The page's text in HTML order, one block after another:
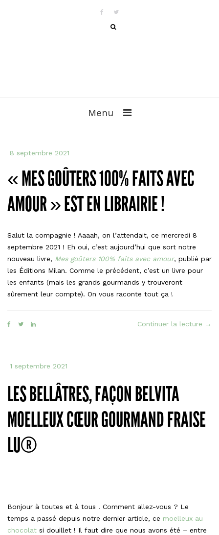
Menu
8 septembre 2021
« MES GOÛTERS 100% FAITS AVEC
AMOUR » EST EN LIBRAIRIE !
Salut la compagnie ! Aaaah, on l’attendait, ce mercredi 8
septembre 2021 ! Eh oui, c’est aujourd’hui que sort notre
nouveau livre, Mes goûters 100% faits avec amour, publié par
les Éditions Milan. Comme le précédent, c’est un livre pour
les enfants (mais les grands gourmands y trouveront
sûrement leur compte). On vous raconte tout ça !
Continuer la lecture « «
! »
→
1 septembre 2021
LES BELLÂTRES, FAÇON BELVITA
MOELLEUX CŒUR GOURMAND FRAISE
LU®
Bonjour à toutes et à tous ! Comment allez-vous ? Le
temps a passé depuis notre dernier article, ce moelleux au
chocolat si douillet ! Il faut dire que nous avons été – entre